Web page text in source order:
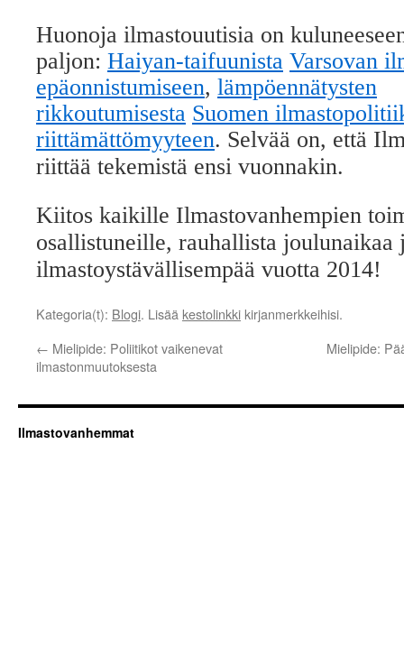
Huonoja ilmastouutisia on
paljon: Haiyan-taifuunista Varsovan
epäonnistumiseen, lämpöennätysten
rikkoutumisesta Suomen
riittämättömyyteen. Selvää on, että
riittää tekemistä ensi vuonnakin.
Kiitos kaikille Ilmastovanhempien
osallistuneille, rauhallista joulunaikaa
ilmastoystävällisempää vuotta 2014!
Kategoria(t): Blogi. Lisää kestolinkki kirjanmerkkeihisi.
← Mielipide: Poliitikot vaikenevat
ilmastonmuutoksesta
Mielipide:
Ilmastovanhemmat